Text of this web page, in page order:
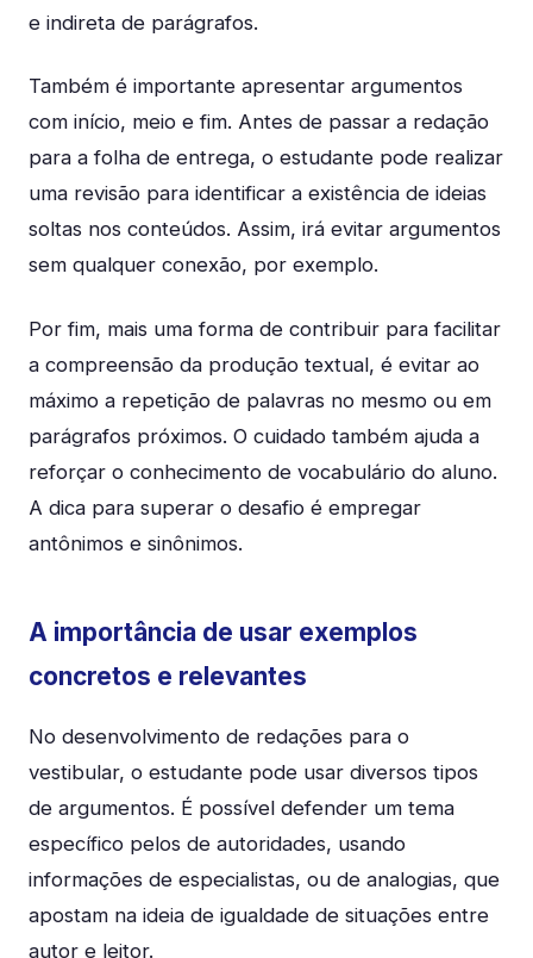
e indireta de parágrafos.
Também é importante apresentar argumentos
com início, meio e fim. Antes de passar a redação
para a folha de entrega, o estudante pode realizar
uma revisão para identificar a existência de ideias
soltas nos conteúdos. Assim, irá evitar argumentos
sem qualquer conexão, por exemplo.
Por fim, mais uma forma de contribuir para facilitar
a compreensão da produção textual, é evitar ao
máximo a repetição de palavras no mesmo ou em
parágrafos próximos. O cuidado também ajuda a
reforçar o conhecimento de vocabulário do aluno.
A dica para superar o desafio é empregar
antônimos e sinônimos.
A importância de usar exemplos
concretos e relevantes
No desenvolvimento de redações para o
vestibular, o estudante pode usar diversos tipos
de argumentos. É possível defender um tema
específico pelos de autoridades, usando
informações de especialistas, ou de analogias, que
apostam na ideia de igualdade de situações entre
autor e leitor.